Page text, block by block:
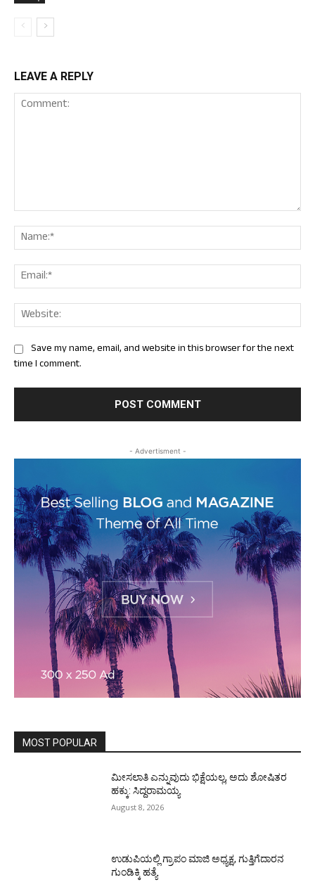
LEAVE A REPLY
Save my name, email, and website in this browser for the next
time I comment.
- Advertisment -
MOST POPULAR
ಮೀಸಲಾತಿ ಎನ್ನುವುದು ಭಿಕ್ಷೆಯಲ್ಲ, ಅದು ಶೋಷಿತರ
ಹಕ್ಕು: ಸಿದ್ದರಾಮಯ್ಯ
August 8, 2026
ಉಡುಪಿಯಲ್ಲಿ ಗ್ರಾಪಂ ಮಾಜಿ ಅಧ್ಯಕ್ಷ, ಗುತ್ತಿಗೆದಾರನ
ಗುಂಡಿಕ್ಕಿ ಹತ್ಯೆ